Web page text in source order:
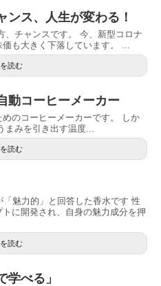
ンス、人生が変わる！
、チャンスです。 今、新型コロナ
も大きく下落しています。 ...
読む
動コーヒーメーカー
のコーヒーメーカーです。 しか
みを引き出す温度...
読む
魅力的」と回答した香水です 性
に開発され、自身の魅力成分を押
読む
学べる」